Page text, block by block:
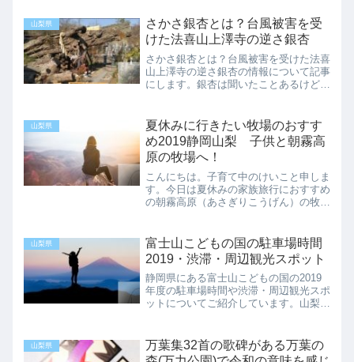
山梨県
さかさ銀杏とは？台風被害を受
けた法喜山上澤寺の逆さ銀杏
さかさ銀杏とは？台風被害を受けた法喜
山上澤寺の逆さ銀杏の情報について記事
にします。銀杏は聞いたことあるけど逆
方に向けて書いています。さかさ銀杏と
は？正式名称は「オハツキイ...
山梨県
夏休みに行きたい牧場のおすす
め2019静岡山梨 子供と朝霧高
原の牧場へ！
こんにちは。子育て中のけいこと申しま
す。今日は夏休みの家族旅行におすすめ
の朝霧高原（あさぎりこうげん）の牧場
だけど、どこがおすすめ？という方に向
けて書いています。今回ご...
山梨県
富士山こどもの国の駐車場時間
2019・渋滞・周辺観光スポット
静岡県にある富士山こどもの国の2019
年度の駐車場時間や渋滞・周辺観光スポ
ットについてご紹介しています。山梨県
山梨県
万葉集32首の歌碑がある万葉の